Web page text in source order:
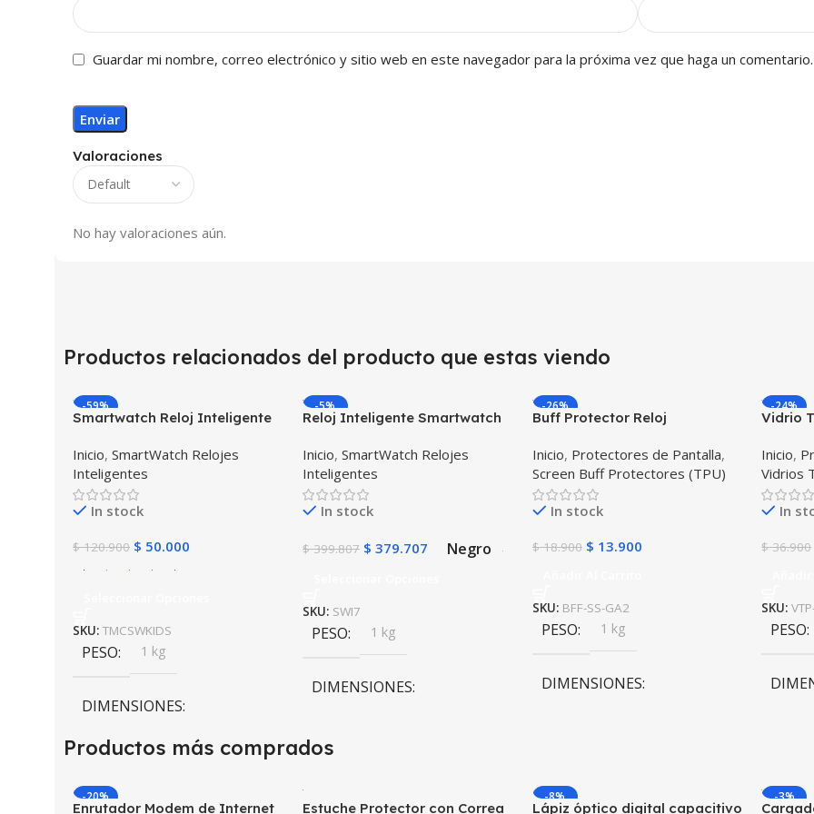
Valoraciones
No hay valoraciones aún.
Guardar mi nombre, correo electrónico y sitio web en este navegador para la próxima vez que haga un comentario.
Productos relacionados del producto que estas viendo
-59%
Smartwatch Reloj Inteligente
SOS
Inicio, SmartWatch Relojes
Inteligentes
In stock
$120.900 $ 50.000
SKU: TMCSWKIDS
PESO 1 kg
DIMENSIONES
10 × 10 × 10 cm
COLOR
-5%
Reloj Inteligente Smartwatch
Estuche protector – GPS
Inicio, SmartWatch Relojes
Inteligentes
In stock
$399.807 $ 379.707 Negro
SKU: SWI7
PESO 1 kg
DIMENSIONES
-26%
Buff Protector Reloj
Samsung Galaxy Watch Active
2
Inicio, Protectores de Pantalla,
Screen Buff Protectores (TPU)
In stock
$18.900 $ 13.900
SKU: BFF-SS-GA2
PESO 1 kg
DIMENSIONES
-24%
Vidrio
38mm
Inicio,
Vidrios
In
$36.900
SKU:
PESO
Productos más comprados
-20%
Enrutador Modem de Internet Estuche Protector con Correa
-8%
Lápiz óptico digital capacitivo
-3%